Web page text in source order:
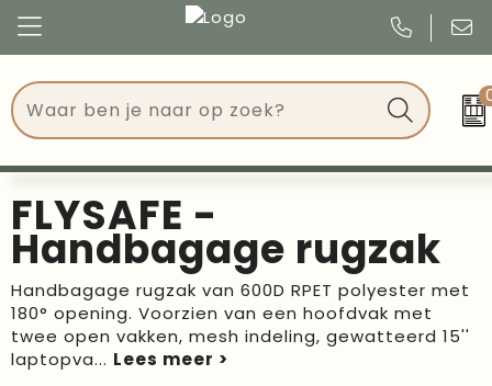
Tassen
Drinkwaren
Events
Give Aways
Congres
Events
Kerst
Verjaardagen
Voetbal, EK en WK
FLYSAFE -
Handbagage rugzak
Handbagage rugzak van 600D RPET polyester met
180° opening. Voorzien van een hoofdvak met
twee open vakken, mesh indeling, gewatteerd 15''
laptopva...